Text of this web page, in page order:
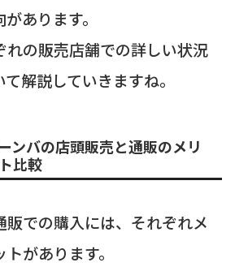
あります。
れの販売店舗での詳しい状況
解説していきますね。
ンバの店頭販売と通販のメリ
比較
販での購入には、それぞれメ
があります。